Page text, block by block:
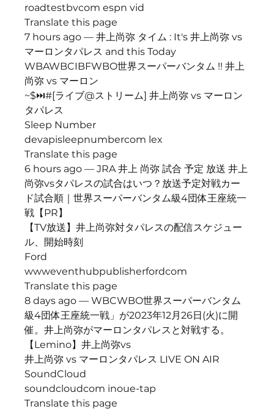
roadtestbvcom espn vid
Translate this page
7 hours ago — 井上尚弥 タイム : It's 井上尚弥 vs
マーロンタパレス and this Today
WBAWBCIBFWBO世界スーパーバンタム !! 井上
尚弥 vs マーロン
~$⏭#[ライブ@ストリーム] 井上尚弥 vs マーロン
タパレス
Sleep Number
devapisleepnumbercom lex
Translate this page
6 hours ago — JRA 井上 尚弥 試合 予定 放送 井上
尚弥vsタパレスの試合はいつ？放送予定対戦カー
ド試合順｜世界スーパーバンタム級4団体王座統一
戦【PR】
【TV放送】井上尚弥対タパレスの配信スケジュー
ル、開始時刻
Ford
wwweventhubpublisherfordcom
Translate this page
8 days ago — WBCWBO世界スーパーバンタム
級4団体王座統一戦」が2023年12月26日(火)に開
催。井上尚弥がマーロンタパレスと対戦する。
【Lemino】井上尚弥vs
井上尚弥 vs マーロンタパレス LIVE ON AIR
SoundCloud
soundcloudcom inoue-tap
Translate this page